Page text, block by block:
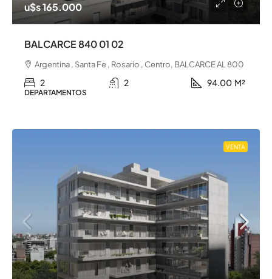
u$s 165.000
BALCARCE 840 01 02
Argentina , Santa Fe , Rosario , Centro, BALCARCE AL 800
2 2 94.00 M²
DEPARTAMENTOS
VENTA